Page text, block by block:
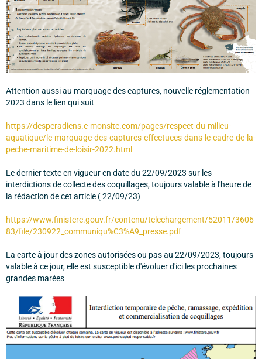
Attention aussi au marquage des captures, nouvelle réglementation
2023 dans le lien qui suit
https://desperadiens.e-monsite.com/pages/respect-du-milieu-
aquatique/le-marquage-des-captures-effectuees-dans-le-cadre-de-la-
peche-maritime-de-loisir-2022.html
Le dernier texte en vigueur en date du 22/09/2023 sur les
interdictions de collecte des coquillages, toujours valable à l'heure de
la rédaction de cet article ( 22/09/23)
https://www.finistere.gouv.fr/contenu/telechargement/52011/3606
83/file/230922_communiqu%C3%A9_presse.pdf
La carte à jour des zones autorisées ou pas au 22/09/2023, toujours
valable à ce jour, elle est susceptible d'évoluer d'ici les prochaines
grandes marées